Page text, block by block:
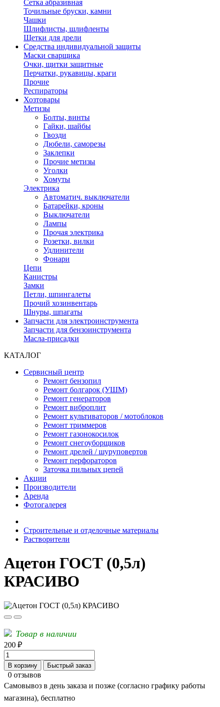
Сетка абразивная
Точильные бруски, камни
Чашки
Шлифлисты, шлифленты
Щетки для дрели
Средства индивидуальной защиты
Маски сварщика
Очки, щитки защитные
Перчатки, рукавицы, краги
Прочие
Респираторы
Хозтовары
Метизы
Болты, винты
Гайки, шайбы
Гвозди
Дюбели, саморезы
Заклепки
Прочие метизы
Уголки
Хомуты
Электрика
Автоматич. выключатели
Батарейки, кроны
Выключатели
Лампы
Прочая электрика
Розетки, вилки
Удлинители
Фонари
Цепи
Канистры
Замки
Петли, шпингалеты
Прочий хозинвентарь
Шнуры, шпагаты
Запчасти для электроинструмента
Запчасти для бензоинструмента
Масла-присадки
КАТАЛОГ
Сервисный центр
Ремонт бензопил
Ремонт болгарок (УШМ)
Ремонт генераторов
Ремонт виброплит
Ремонт культиваторов / мотоблоков
Ремонт триммеров
Ремонт газонокосилок
Ремонт снегоуборщиков
Ремонт дрелей / шуруповертов
Ремонт перфораторов
Заточка пильных цепей
Акции
Производители
Аренда
Фотогалерея
Строительные и отделочные материалы
Растворители
Ацетон ГОСТ (0,5л)
КРАСИВО
Товар в наличии
200 ₽
В корзину Быстрый заказ
0 отзывов
Самовывоз в день заказа и позже (согласно графику работы
магазина), бесплатно